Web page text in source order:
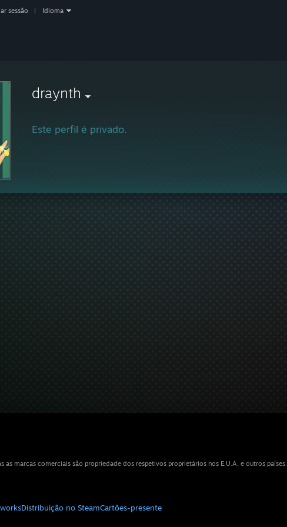
sessão Idioma
draynth
Este perfil é privado.
marcas comerciais são propriedade dos respetivos proprietários nos E.U.A. e outros países.
Distribuição no SteamCartões-presente